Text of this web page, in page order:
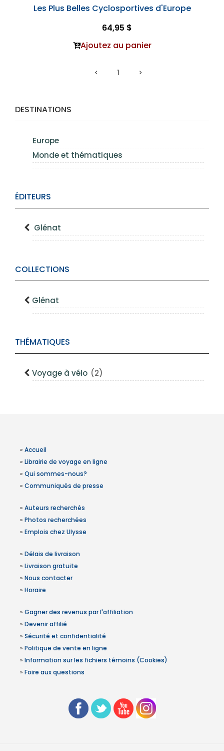
DESTINATIONS
Europe
Monde et thématiques
ÉDITEURS
Glénat
COLLECTIONS
Glénat
THÉMATIQUES
Voyage à vélo (2)
Les Plus Belles Cyclosportives d'Europe
64,95 $
Ajoutez au panier
1
» Accueil
» Librairie de voyage en ligne
» Qui sommes-nous?
» Communiqués de presse
» Auteurs recherchés
» Photos recherchées
» Emplois chez Ulysse
» Délais de livraison
» Livraison gratuite
» Nous contacter
» Horaire
» Gagner des revenus par l'affiliation
» Devenir affilié
» Sécurité et confidentialité
» Politique de vente en ligne
» Information sur les fichiers témoins (Cookies)
» Foire aux questions